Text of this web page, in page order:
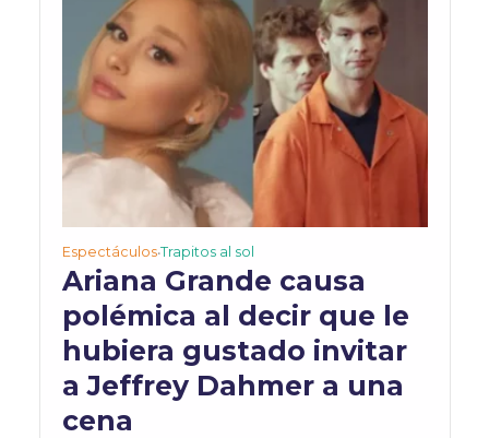
Espectáculos•Trapitos al sol
Ariana Grande causa
polémica al decir que le
hubiera gustado invitar
a Jeffrey Dahmer a una
cena